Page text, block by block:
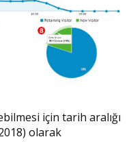
için tarih aralığı
olarak